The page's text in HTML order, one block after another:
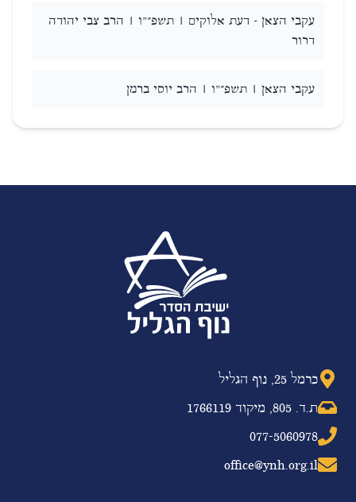
עקבי הצאן - דעת אלוקים | תשפ״"ו | הרב צבי יהודה
דרור
עקבי הצאן | תשפ״"ו | הרב יוסי ברמן
כרמל 25, נוף הגליל
ת.ד. 805, מיקוד 1766119
077-5060978
office@ynh.org.il